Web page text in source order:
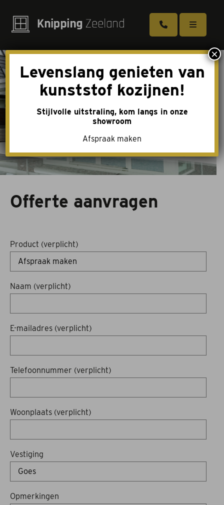
Kozijnen
Deuren
Schuifpuien
Tuindeuren
Toebehoren
Acties
Merken
Offerte aanvragen
Contact
Offerte aanvragen
Product (verplicht)
Naam (verplicht)
E-mailadres (verplicht)
Telefoonnummer (verplicht)
Woonplaats (verplicht)
Vestiging
Opmerkingen
Levenslang genieten van
kunststof kozijnen!
Stijlvolle uitstraling, kom langs in onze
showroom
Afspraak maken
×